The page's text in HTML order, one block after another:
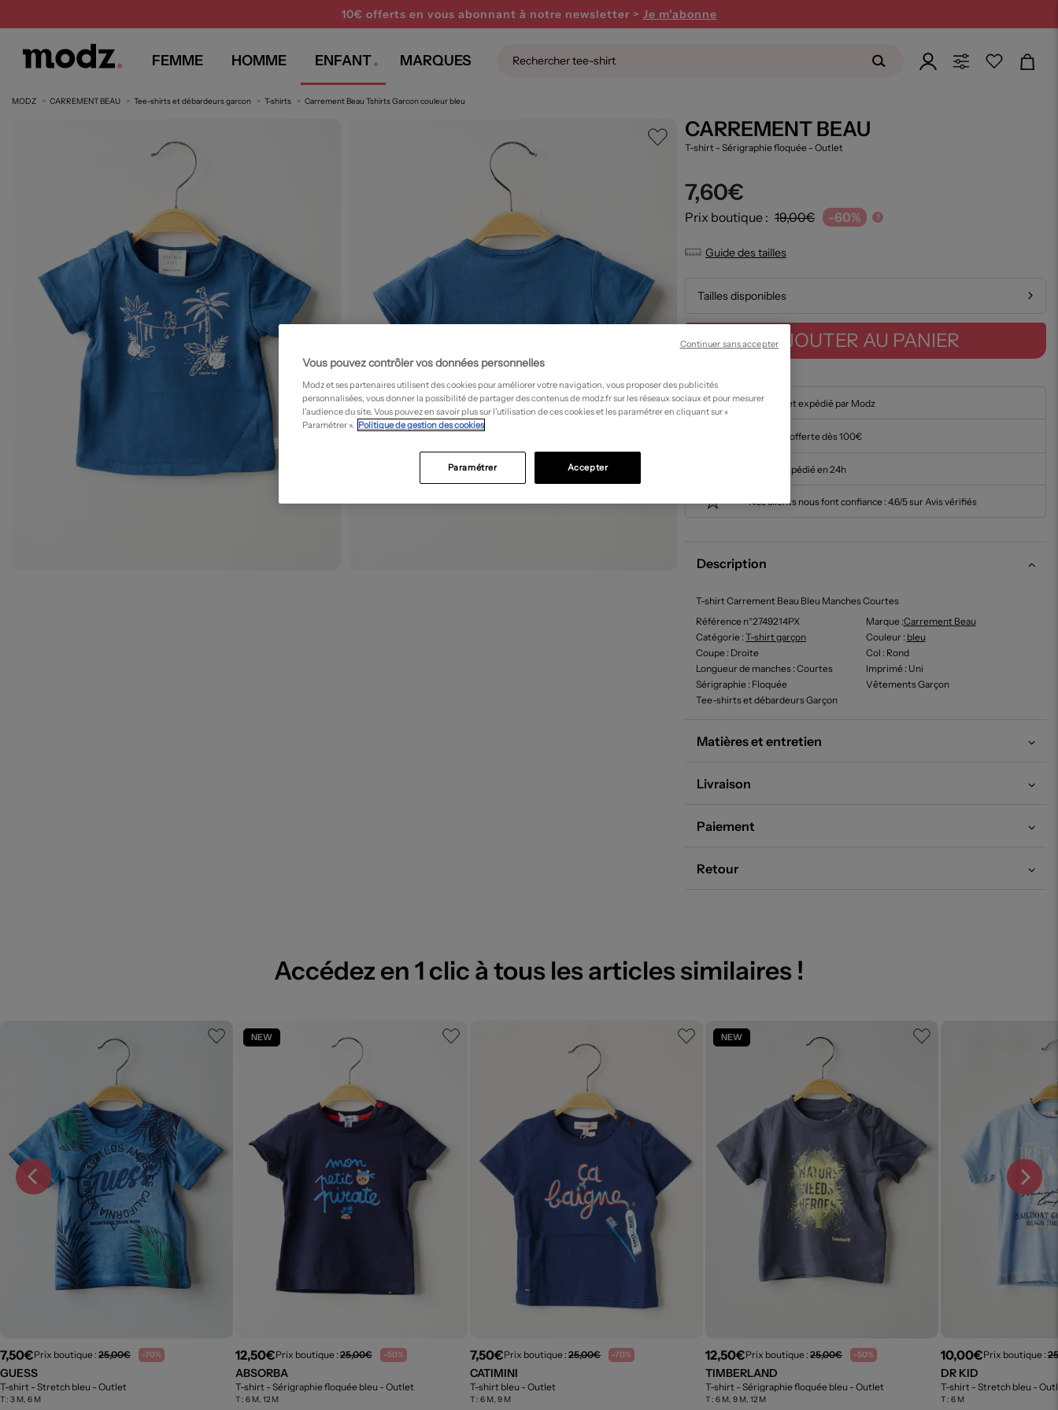
10€ offerts en vous abonnant à notre newsletter > Je m'abonne
FEMME HOMME ENFANT MARQUES
MODZ CARREMENT BEAU Tee-shirts et débardeurs garcon T-shirts Carrement Beau Tshirts Garcon couleur bleu
CARREMENT BEAU
T-shirt - Sérigraphie floquée - Outlet
7,60€
Prix boutique : 19,00€ -60% ?
Guide des tailles
Tailles disponibles
AJOUTER AU PANIER
En stock et expédié par Modz
Livraison offerte dès 100€
Article expédié en 24h
Nos clients nous font confiance : 4.6/5 sur Avis vérifiés
Description
T-shirt Carrement Beau Bleu Manches Courtes
Référence n°2749214PX
Marque :Carrement Beau
Catégorie : T-shirt garçon Couleur : bleu
Coupe : Droite Col : Rond
Longueur de manches : Courtes Imprimé: Uni
Sérigraphie : Floquée
Vêtements Garçon
Tee-shirts et débardeurs Garçon
Matières et entretien
Livraison
Paiement
Retour
Accédez en 1 clic à tous les articles similaires !
7,50€Prix boutique : 25,00€ -70%
GUESS
T-shirt - Stretch bleu - Outlet
T : 3 M, 6 M
NEW
12,50€Prix boutique :25,00€ -50%
ABSORBA
T-shirt - Sérigraphie floquée bleu - Outlet
T : 6 M, 12 M
7,50€Prix boutique :25,00€ -70%
CATIMINI
T-shirt bleu - Outlet
T :6 M, 9 M
NEW
12,50€Prix boutique :25,00€ -50%
TIMBERLAND
T-shirt - Sérigraphie floquée bleu - Outlet
T :6 M, 9 M, 12 M
10,00€Prix boutique :
DR KID
T-shirt - Stretch bleu -
T : 6 M
Vous pouvez contrôler vos données personnelles
Modz et ses partenaires utilisent des cookies pour améliorer votre navigation, vous proposer des publicités
personnalisées, vous donner la possibilité de partager des contenus de modz.fr sur les réseaux sociaux et pour mesurer
l’audience du site. Vous pouvez en savoir plus sur l’utilisation de ces cookies et les paramétrer en cliquant sur «
Paramétrer ». Politique de gestion des cookies
Accepter
Paramétrer
Continuer sans accepter